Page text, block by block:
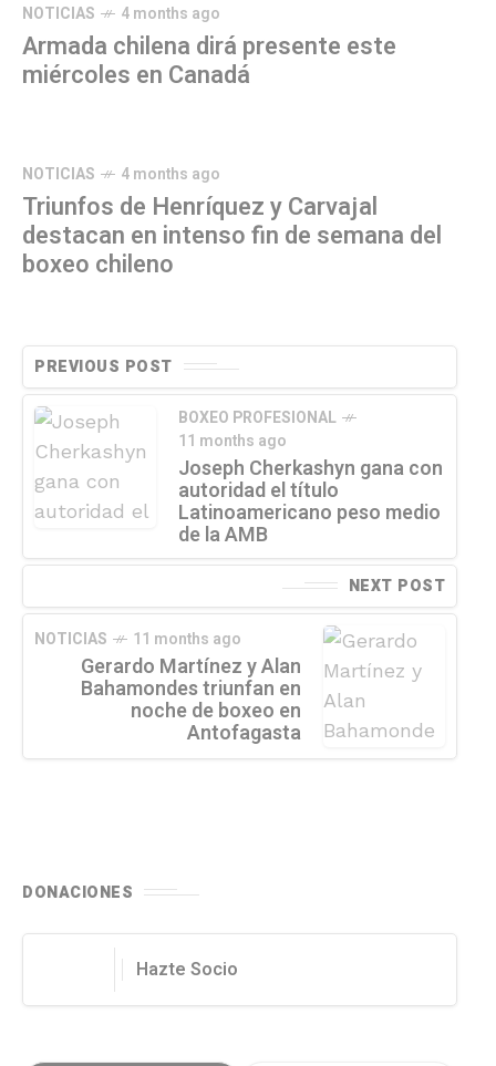
NOTICIAS 4 months ago
Armada chilena dirá presente este
miércoles en Canadá
NOTICIAS 4 months ago
Triunfos de Henríquez y Carvajal
destacan en intenso fin de semana del
boxeo chileno
PREVIOUS POST
BOXEO PROFESIONAL
11 months ago
Joseph Cherkashyn gana con
autoridad el título
Latinoamericano peso medio
de la AMB
NEXT POST
NOTICIAS 11 months ago
Gerardo Martínez y Alan
Bahamondes triunfan en
noche de boxeo en
Antofagasta
DONACIONES
Hazte Socio